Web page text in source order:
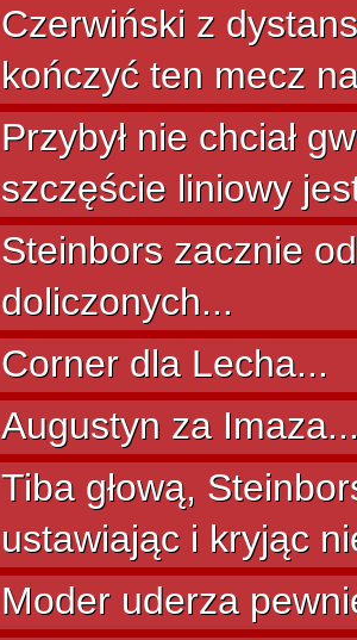
Czerwiński z
kończyć ten mecz
Przybył nie chciał
szczęście liniowy
Steinbors zacznie
doliczonych...
Corner dla Lecha...
Augustyn za
Tiba głową,
ustawiając i kryjąc
Moder uderza